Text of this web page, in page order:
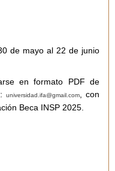
de mayo al 22 de junio
en formato PDF de
universidad.ifa@gmail.com
, con
Beca INSP 2025.